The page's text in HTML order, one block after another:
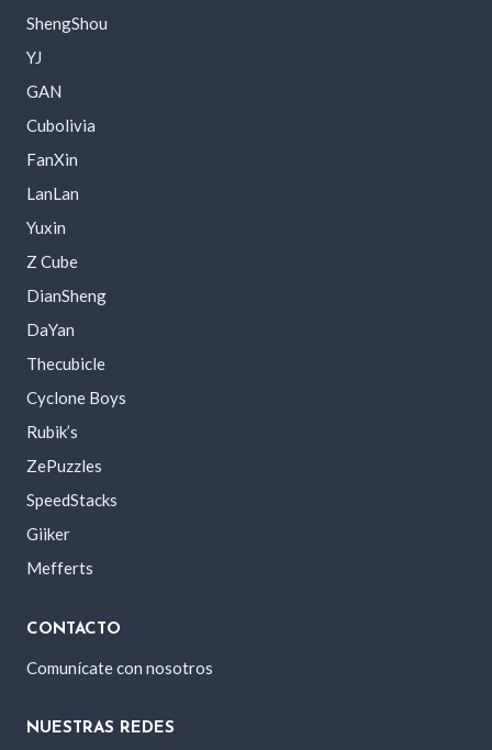
ShengShou
YJ
GAN
Cubolivia
FanXin
LanLan
Yuxin
Z Cube
DianSheng
DaYan
Thecubicle
Cyclone Boys
Rubik’s
ZePuzzles
SpeedStacks
Giiker
Mefferts
CONTACTO
Comunícate con nosotros
NUESTRAS REDES